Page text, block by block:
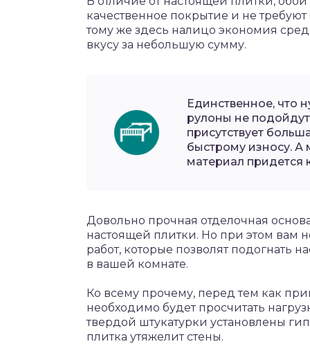
качественное покрытие и не
тому же здесь налицо экономия
вкусу за небольшую сумму.
Единственное, что
рулоны не
присутствует
быстрому износу.
материал придется
Довольно прочная отделочная
настоящей плитки. Но при этом вам
работ, которые позволят подогнать
в вашей комнате.
Ко всему прочему, перед тем как
необходимо будет просчитать
твердой штукатурки установлены
плитка утяжелит стены.